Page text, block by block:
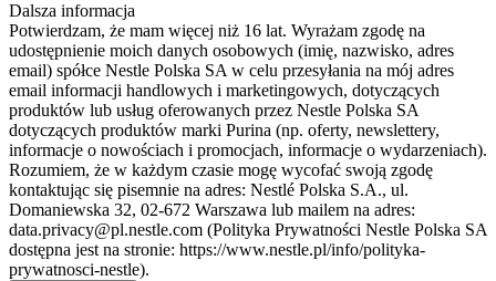
Dalsza informacja
Potwierdzam, że mam więcej niż 16 lat. Wyrażam zgodę na
udostępnienie moich danych osobowych (imię, nazwisko, adres
email) spółce Nestle Polska SA w celu przesyłania na mój adres
email informacji handlowych i marketingowych, dotyczących
produktów lub usług oferowanych przez Nestle Polska SA
dotyczących produktów marki Purina (np. oferty, newslettery,
informacje o nowościach i promocjach, informacje o wydarzeniach).
Rozumiem, że w każdym czasie mogę wycofać swoją zgodę
kontaktując się pisemnie na adres: Nestlé Polska S.A., ul.
Domaniewska 32, 02-672 Warszawa lub mailem na adres:
data.privacy@pl.nestle.com (Polityka Prywatności Nestle Polska SA
dostępna jest na stronie: https://www.nestle.pl/info/polityka-
prywatnosci-nestle).